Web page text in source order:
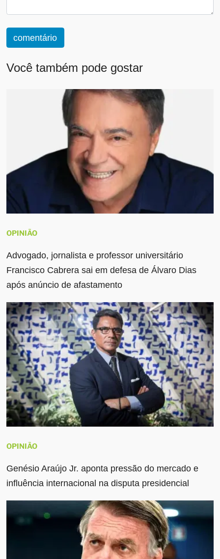
comentário
Você também pode gostar
OPINIÃO
Advogado, jornalista e professor universitário
Francisco Cabrera sai em defesa de Álvaro Dias
após anúncio de afastamento
OPINIÃO
Genésio Araújo Jr. aponta pressão do mercado e
influência internacional na disputa presidencial